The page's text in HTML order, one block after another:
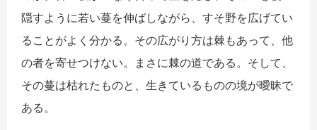
隠すように若い蔓を伸ばしながら、すそ野を広げてい
ることがよく分かる。その広がり方は棘もあって、他
の者を寄せつけない。まさに棘の道である。そして、
その蔓は枯れたものと、生きているものの境が曖昧で
ある。